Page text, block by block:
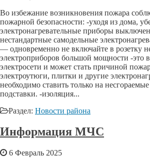
Во избежание возникновения пожара
пожарной безопасности: -уходя из дома,
электронагревательные приборы
нестандартные самодельные
— одновременно не включайте в розетку
электроприборов большой мощности -это
электросети и может стать причиной
электроутюги, плитки и другие
необходимо ставить только на
подставки. -изоляция...
Раздел: Новости района
Информация МЧС
6 Февраль 2025